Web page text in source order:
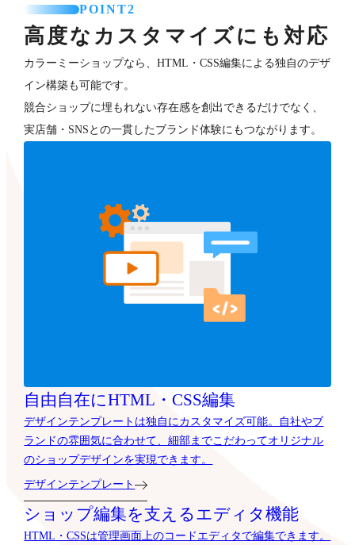
POINT2
高度なカスタマイズにも対応
カラーミーショップなら、HTML・CSS編集による独自のデザ
イン構築も可能です。
競合ショップに埋もれない存在感を創出できるだけでなく、
実店舗・SNSとの一貫したブランド体験にもつながります。
自由自在にHTML・CSS編集
デザインテンプレートは独自にカスタマイズ可能。自社やブ
ランドの雰囲気に合わせて、細部までこだわってオリジナル
のショップデザインを実現できます。
デザインテンプレート
ショップ編集を支えるエディタ機能
HTML・CSSは管理画面上のコードエディタで編集できます。